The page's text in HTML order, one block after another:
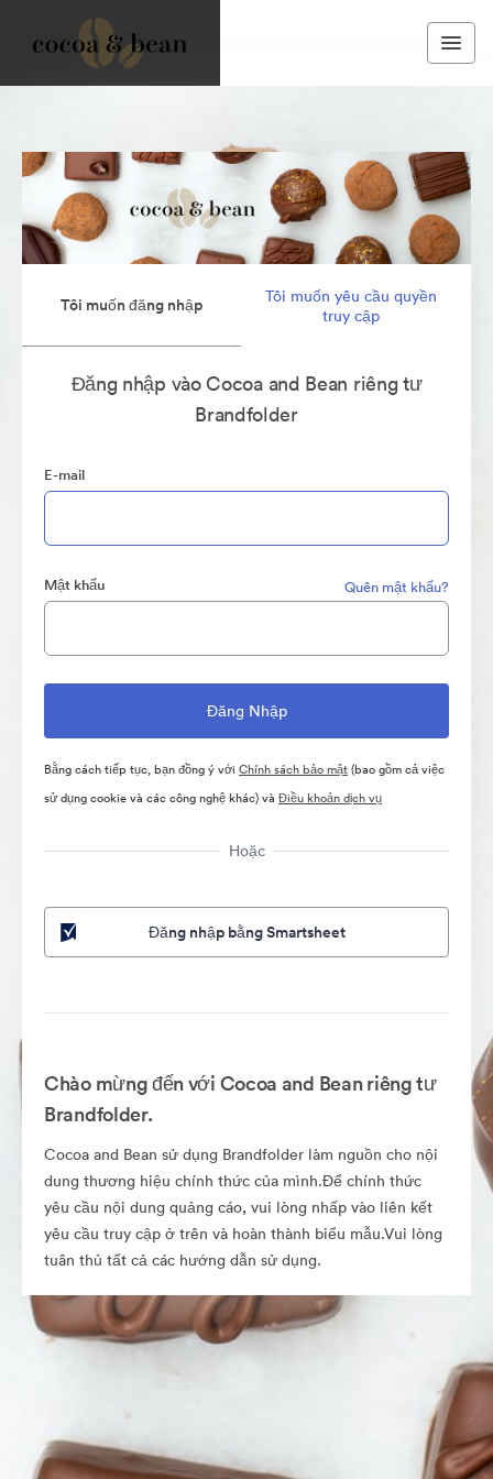
Tôi muốn đăng nhập
Tôi muốn yêu cầu quyền
truy cập
Đăng nhập vào Cocoa and Bean riêng tư
Brandfolder
E-mail
Mật khẩu Quên mật khẩu?
Bằng cách tiếp tục, bạn đồng ý với Chính sách bảo mật(bao gồm cả việc
sử dụng cookie và các công nghệ khác) và Điều khoản dịch vụ
Hoặc
Đăng nhập bằng Smartsheet
Chào mừng đến với Cocoa and Bean riêng tư
Brandfolder.
Cocoa and Bean sử dụng Brandfolder làm nguồn cho nội
dung thương hiệu chính thức của mình.Để chính thức
yêu cầu nội dung quảng cáo, vui lòng nhấp vào liên kết
yêu cầu truy cập ở trên và hoàn thành biểu mẫu.Vui lòng
tuân thủ tất cả các hướng dẫn sử dụng.